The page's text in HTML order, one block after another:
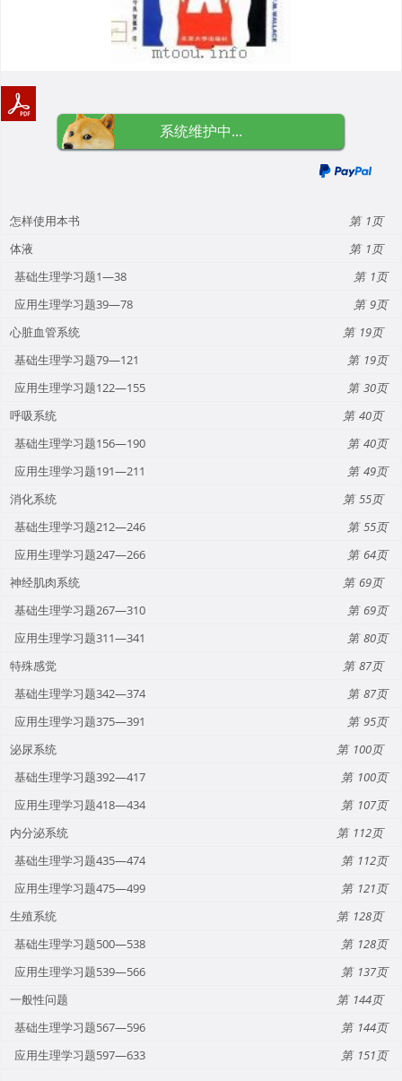
系统维护中...
怎样使用本书
1
体液
1
基础生理学习题1—38
1
应用生理学习题39—78
9
心脏血管系统
19
基础生理学习题79—121
19
应用生理学习题122—155
30
呼吸系统
40
基础生理学习题156—190
40
应用生理学习题191—211
49
消化系统
55
基础生理学习题212—246
55
应用生理学习题247—266
64
神经肌肉系统
69
基础生理学习题267—310
69
应用生理学习题311—341
80
特殊感觉
87
基础生理学习题342—374
87
应用生理学习题375—391
95
泌尿系统
100
基础生理学习题392—417
100
应用生理学习题418—434
107
内分泌系统
112
基础生理学习题435—474
112
应用生理学习题475—499
121
生殖系统
128
基础生理学习题500—538
128
应用生理学习题539—566
137
一般性问题
144
基础生理学习题567—596
144
应用生理学习题597—633
151